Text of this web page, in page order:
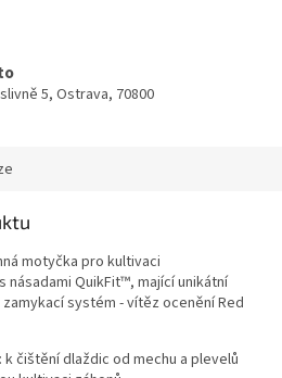
5, Ostrava, 70800
motyčka pro kultivaci
násadami QuikFit™, mající unikátní
systém - vítěz ocenění Red
čištění dlaždic od mechu a plevelů